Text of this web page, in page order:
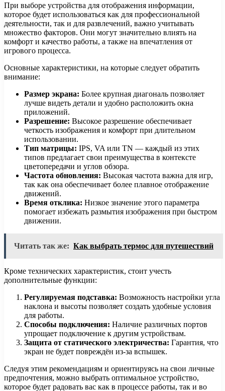
При выборе устройства для отображения информации,
которое будет использоваться как для профессиональной
деятельности, так и для развлечений, важно учитывать
множество факторов. Они могут значительно влиять на
комфорт и качество работы, а также на впечатления от
игрового процесса.
Основные характеристики, на которые следует обратить
внимание:
Размер экрана: Более крупная диагональ позволяет
лучше видеть детали и удобно расположить окна
приложений.
Разрешение: Высокое разрешение обеспечивает
четкость изображения и комфорт при длительном
использовании.
Тип матрицы: IPS, VA или TN — каждый из этих
типов предлагает свои преимущества в контексте
цветопередачи и углов обзора.
Частота обновления: Высокая частота важна для игр,
так как она обеспечивает более плавное отображение
движений.
Время отклика: Низкое значение этого параметра
помогает избежать размытия изображения при быстром
движении.
Читать так же: Как выбрать термос для путешествий
Кроме технических характеристик, стоит учесть
дополнительные функции:
Регулируемая подставка: Возможность настройки угла
наклона и высоты позволяет создать удобные условия
для работы.
Способы подключения: Наличие различных портов
упрощает подключение к другим устройствам.
Защита от статического электричества: Гарантия, что
экран не будет повреждён из-за вспышек.
Следуя этим рекомендациям и ориентируясь на свои личные
предпочтения, можно выбрать оптимальное устройство,
которое будет радовать вас как в процессе работы, так и во